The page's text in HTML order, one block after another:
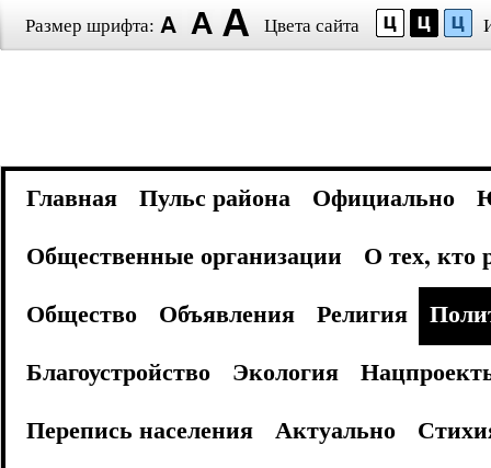
Размер шрифта: Цвета сайта
Главная Пульс района Официально
Общественные организации
О тех, кто
Общество
Объявления Религия
Благоустройство
Экология
Перепись населения
Актуально